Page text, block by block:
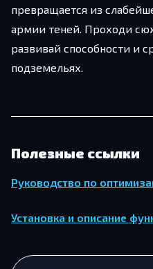
превращается из
армии теней. Проходи
развивай способности и
подземельях.
Полезные ссылки
Руководство по
Установка и описание